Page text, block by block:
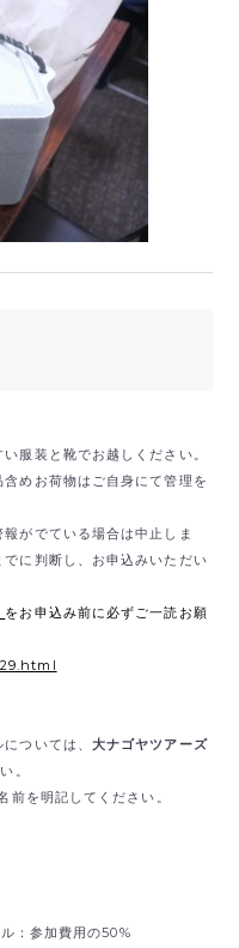
服装と靴でお越しください。
めお荷物はご自身にて管理を
がでている場合は中止しま
に判断し、お申込みいただい
をお申込み前に必ずご一読お願
ついては、 大ナゴヤツアーズ
。
を明記してください。
：参加費用の50%